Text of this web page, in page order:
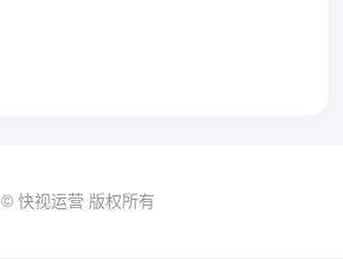
© 快视运营 版权所有